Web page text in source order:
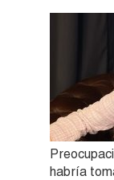
habría